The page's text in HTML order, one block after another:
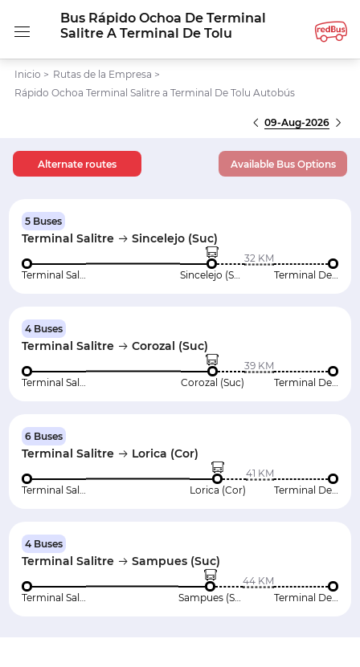
Bus Rápido Ochoa De Terminal
Salitre A Terminal De Tolu
Inicio > Rutas de la Empresa >
Rápido Ochoa Terminal Salitre a Terminal De Tolu Autobús
09-Aug-2026
Alternate routes Available Bus Options
5 Buses
Terminal Salitre Sincelejo (Suc)
Terminal Salitre Sincelejo (Suc)
32 KM
Terminal De Tolu
4 Buses
Terminal Salitre Corozal (Suc)
Terminal Salitre Corozal (Suc)
39 KM
Terminal De Tolu
6 Buses
Terminal Salitre Lorica (Cor)
Terminal Salitre Lorica (Cor)
41 KM
Terminal De Tolu
4 Buses
Terminal Salitre Sampues (Suc)
Terminal Salitre Sampues (Suc)
44 KM
Terminal De Tolu